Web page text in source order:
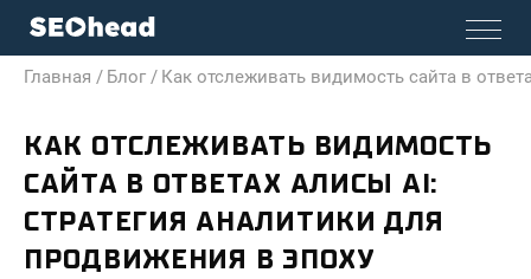
Главная / Блог / Как отслеживать видимость сайта в
КАК ОТСЛЕЖИВАТЬ ВИДИМОСТЬ
САЙТА В ОТВЕТАХ АЛИСЫ AI:
СТРАТЕГИЯ АНАЛИТИКИ ДЛЯ
ПРОДВИЖЕНИЯ В ЭПОХУ